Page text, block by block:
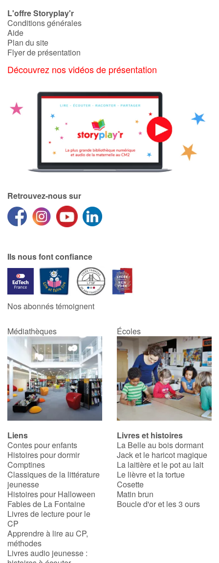
L'offre Storyplay'r
Conditions générales
Aide
Plan du site
Flyer de présentation
Découvrez nos vidéos de présentation
Retrouvez-nous sur
Ils nous font confiance
Nos abonnés témoignent
Médiathèques Écoles
Liens
Contes pour enfants
Histoires pour dormir
Comptines
Classiques de la littérature
jeunesse
Histoires pour Halloween
Fables de La Fontaine
Livres de lecture pour le
CP
Apprendre à lire au CP,
méthodes
Livres audio jeunesse :
Livres et histoires
La Belle au bois dormant
Jack et le haricot magique
La laitière et le pot au lait
Le lièvre et la tortue
Cosette
Matin brun
Boucle d'or et les 3 ours